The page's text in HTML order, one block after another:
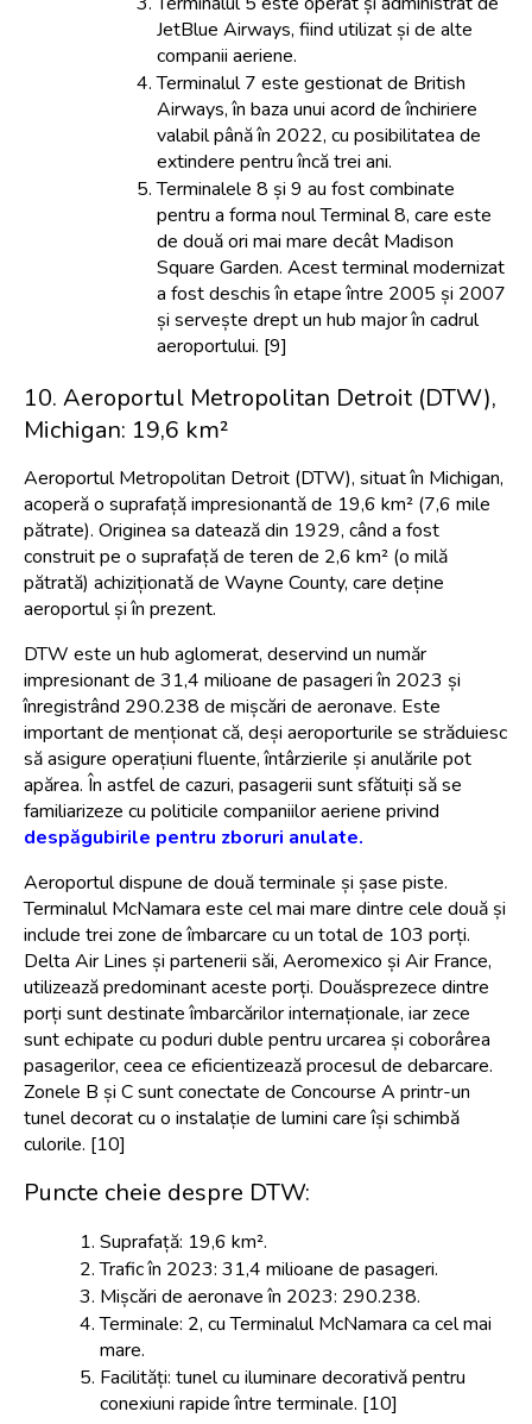
JetBlue Airways, fiind utilizat și de alte
companii aeriene.
Terminalul 7 este gestionat de British
Airways, în baza unui acord de închiriere
valabil până în 2022, cu posibilitatea de
extindere pentru încă trei ani.
Terminalele 8 și 9 au fost combinate
pentru a forma noul Terminal 8, care este
de două ori mai mare decât Madison
Square Garden. Acest terminal modernizat
a fost deschis în etape între 2005 și 2007
și servește drept un hub major în cadrul
aeroportului. [9]
10. Aeroportul Metropolitan Detroit (DTW),
Michigan: 19,6 km²
Aeroportul Metropolitan Detroit (DTW), situat în Michigan,
acoperă o suprafață impresionantă de 19,6 km² (7,6 mile
pătrate). Originea sa datează din 1929, când a fost
construit pe o suprafață de teren de 2,6 km² (o milă
pătrată) achiziționată de Wayne County, care deține
aeroportul și în prezent.
DTW este un hub aglomerat, deservind un număr
impresionant de 31,4 milioane de pasageri în 2023 și
înregistrând 290.238 de mișcări de aeronave. Este
important de menționat că, deși aeroporturile se străduiesc
să asigure operațiuni fluente, întârzierile și anulările pot
apărea. În astfel de cazuri, pasagerii sunt sfătuiți să se
despăgubirile pentru zboruri anulate.
Aeroportul dispune de două terminale și șase piste.
Terminalul McNamara este cel mai mare dintre cele două și
include trei zone de îmbarcare cu un total de 103 porți.
Delta Air Lines și partenerii săi, Aeromexico și Air France,
utilizează predominant aceste porți. Douăsprezece dintre
porți sunt destinate îmbarcărilor internaționale, iar zece
sunt echipate cu poduri duble pentru urcarea și coborârea
pasagerilor, ceea ce eficientizează procesul de debarcare.
Zonele B și C sunt conectate de Concourse A printr-un
tunel decorat cu o instalație de lumini care își schimbă
culorile. [10]
Puncte cheie despre DTW:
Suprafață: 19,6 km².
Trafic în 2023: 31,4 milioane de pasageri.
Mișcări de aeronave în 2023: 290.238.
Terminale: 2, cu Terminalul McNamara ca cel mai
mare.
Facilități: tunel cu iluminare decorativă pentru
conexiuni rapide între terminale. [10]